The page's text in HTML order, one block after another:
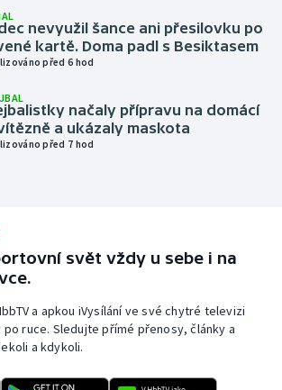
nevyužil šance ani přesilovku po
kartě. Doma padl s Besiktasem
před 6 hod
načaly přípravu na domácí
a ukázaly maskota
před 7 hod
svět vždy u sebe i na
a apkou iVysílání ve své chytré televizi
ruce. Sledujte přímé přenosy, články a
a kdykoli.